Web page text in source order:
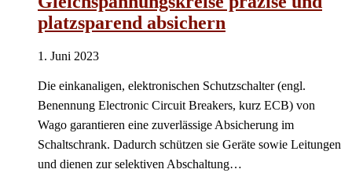
platzsparend absichern
1. Juni 2023
Die einkanaligen, elektronischen Schutzschalter (engl.
Benennung Electronic Circuit Breakers, kurz ECB) von
Wago garantieren eine zuverlässige Absicherung im
Schaltschrank. Dadurch schützen sie Geräte sowie Leitungen
und dienen zur selektiven Abschaltung…